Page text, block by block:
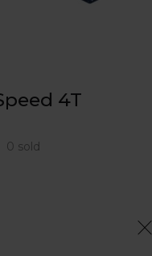
4T
0 sold